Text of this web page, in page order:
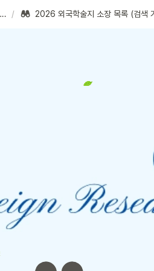
충남대학교 외국학술지지원센터 / 2026 외국학술지 소장 목록 (검색